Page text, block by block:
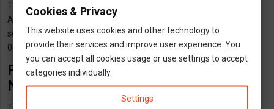
Tovább
(segédmunka)
A hozzászóláshoz
regisztráció
segédmunkát keresünk külföldön(ha lehet építőipar)
06308611421 sági krisztián
Párommal munkát vállalnánk
Németországban.
Cookies & Privacy
This website uses cookies and other technology to
provide their services and improve user experience. You
you can accept all cookies usage or use settings to accept
categories individually.
Settings